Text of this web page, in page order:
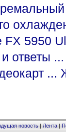
FX 5950
ответы
...
новость Лента|